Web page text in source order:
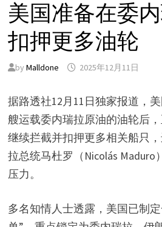
美国准备在委
扣押更多油轮
by Malldone 2025年12月11日
据路透社12月11日独家报道，
艘运载委内瑞拉原油的油轮后
继续拦截并扣押更多相关船只
拉总统马杜罗（Nicolás Maduro
压力。
多名知情人士透露，美国已制